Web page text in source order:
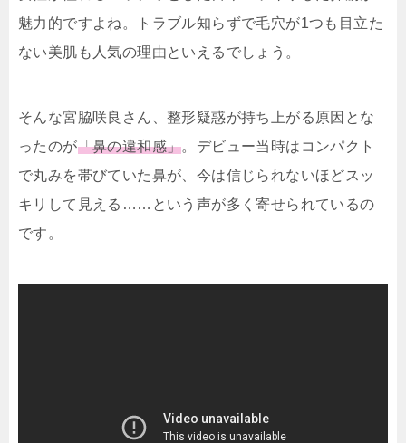
魅力的ですよね。トラブル知らずで毛穴が1つも目立た
ない美肌も人気の理由といえるでしょう。
そんな宮脇咲良さん、整形疑惑が持ち上がる原因とな
ったのが「鼻の違和感」。デビュー当時はコンパクト
で丸みを帯びていた鼻が、今は信じられないほどスッ
キリして見える……という声が多く寄せられているの
です。